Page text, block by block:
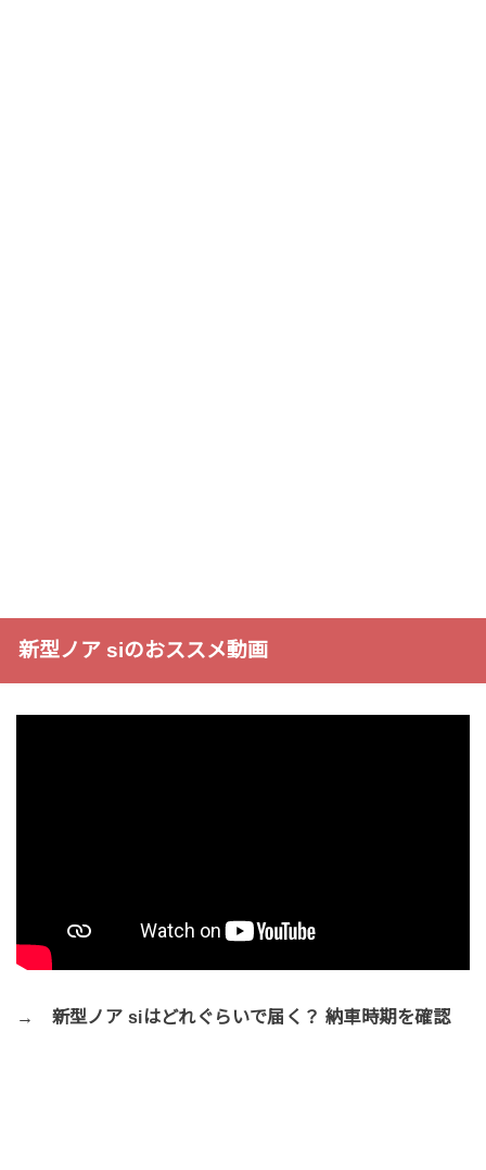
新型ノア siのおススメ動画
→ 新型ノア siはどれぐらいで届く？ 納車時期を確認